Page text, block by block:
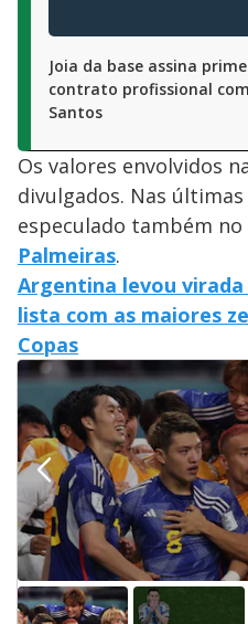
Joia da base assina
contrato profissional
Santos
Os valores envolvidos
divulgados. Nas
especulado também
Palmeiras.
Argentina levou
lista com as maiores
Copas